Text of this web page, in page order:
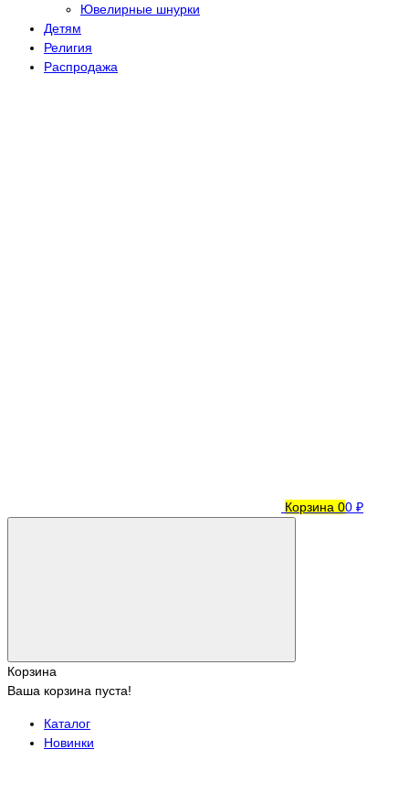
Ювелирные шнурки
Детям
Религия
Распродажа
Корзина 00 ₽
Корзина
Ваша корзина пуста!
Каталог
Новинки